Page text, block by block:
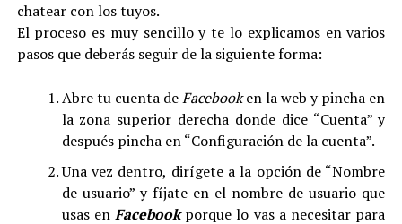
chatear con los tuyos.
El proceso es muy sencillo y te lo explicamos en varios
pasos que deberás seguir de la siguiente forma:
Abre tu cuenta deFacebooken la web y pincha en
la zona superior derecha donde dice “Cuenta” y
después pincha en “Configuración de la cuenta”.
Una vez dentro, dirígete a la opción de “Nombre
de usuario” y fíjate en el nombre de usuario que
usas enFacebookporque lo vas a necesitar para